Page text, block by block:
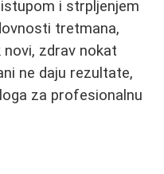
i strpljenjem
tretmana,
zdrav nokat
ne daju rezultate,
za profesionalnu